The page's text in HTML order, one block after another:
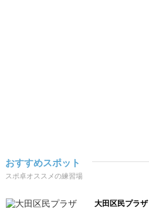
おすすめスポット
スポ卓オススメの練習場
大田区民プラザ